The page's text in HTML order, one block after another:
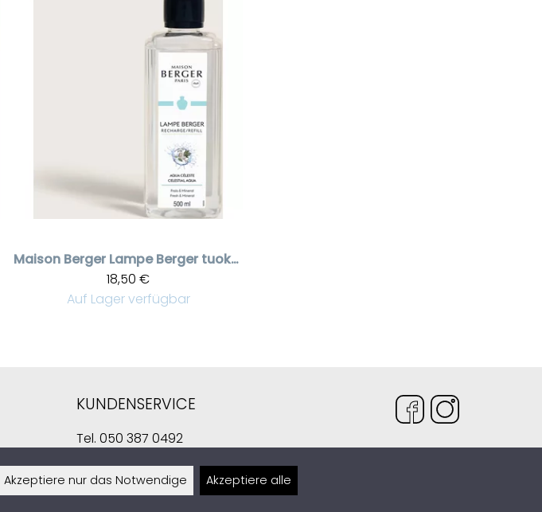
Maison Berger
Lampe Berger tuoksuneste Celestial Aqua 500 ml
18,50 €
Auf Lager verfügbar
KUNDENSERVICE
Tel. 050 387 0492
Akzeptiere nur das Notwendige Akzeptiere alle